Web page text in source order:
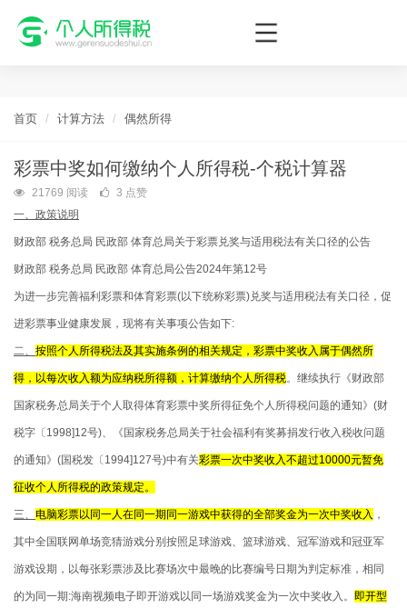
个人所得税网，最新个税资讯平台，您的个税管理专家！
首页 计算方法 偶然所得
彩票中奖如何缴纳个人所得税-个税计算器
21769 阅读
3 点赞
一、政策说明
财政部 税务总局 民政部 体育总局关于彩票兑奖与适用税法有关口径的公告
财政部 税务总局 民政部 体育总局公告2024年第12号
为进一步完善福利彩票和体育彩票(以下统称彩票)兑奖与适用税法有关口径，促
进彩票事业健康发展，现将有关事项公告如下:
二、 按照个人所得税法及其实施条例的相关规定，彩票中奖收入属于偶然所
得，以每次收入额为应纳税所得额，计算缴纳个人所得税 。继续执行《财政部
国家税务总局关于个人取得体育彩票中奖所得征免个人所得税问题的通知》(财
税字〔1998]12号)、《国家税务总局关于社会福利有奖募捐发行收入税收问题
的通知》(国税发〔1994]127号)中有关彩票一次中奖收入不超过10000元暂免
征收个人所得税的政策规定。
三、 电脑彩票以同一人在同一期同一游戏中获得的全部奖金为一次中奖收入 ，
其中全国联网单场竞猜游戏分别按照足球游戏、篮球游戏、冠军游戏和冠亚军
游戏设期，以每张彩票涉及比赛场次中最晚的比赛编号日期为判定标准，相同
的为同一期:海南视频电子即开游戏以同一场游戏奖金为一次中奖收入。 即开型